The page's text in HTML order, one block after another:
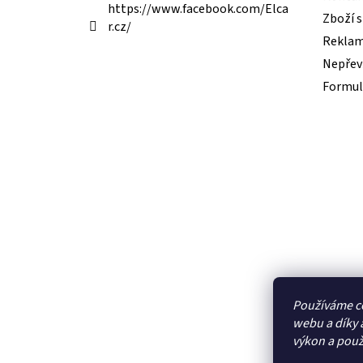
Používáme
webu a díky
výkon a
https://www.facebook.com/Elca
r.cz/
Zboží